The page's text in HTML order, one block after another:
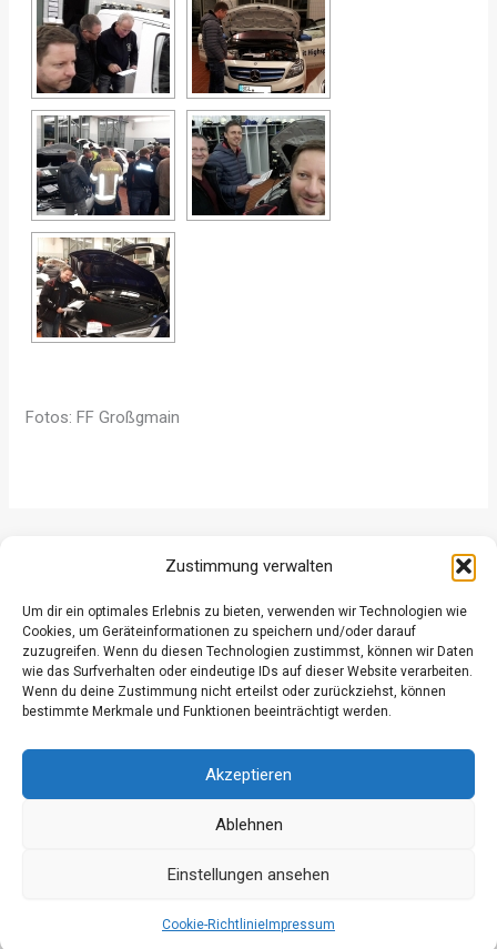
Zustimmung verwalten
Um dir ein optimales Erlebnis zu bieten, verwenden wir Technologien wie
Cookies, um Geräteinformationen zu speichern und/oder darauf
zuzugreifen. Wenn du diesen Technologien zustimmst, können wir Daten
wie das Surfverhalten oder eindeutige IDs auf dieser Website verarbeiten.
Wenn du deine Zustimmung nicht erteilst oder zurückziehst, können
bestimmte Merkmale und Funktionen beeinträchtigt werden.
Akzeptieren
Ablehnen
Einstellungen ansehen
Cookie-Richtlinie Impressum
Fotos: FF Großgmain
Datenschutz
Impressum